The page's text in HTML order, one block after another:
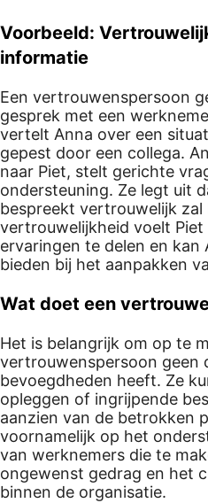
Voorbeeld:
informatie
Een vertrouwenspersoon
gesprek met een
vertelt Anna over een
gepest door een collega.
naar Piet, stelt gerichte
ondersteuning. Ze legt uit
bespreekt vertrouwelijk zal
vertrouwelijkheid voelt Piet
ervaringen te delen en kan
bieden bij het aanpakken
Wat doet een
Het is belangrijk om op te
vertrouwenspersoon geen
bevoegdheden heeft. Ze
opleggen of ingrijpende
aanzien van de betrokken
voornamelijk op het
van werknemers die te
ongewenst gedrag en het
binnen de organisatie.